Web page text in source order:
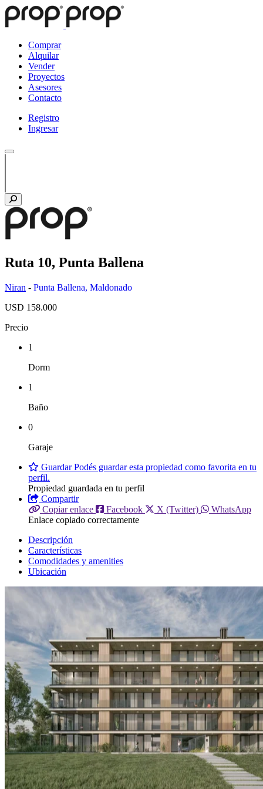
Comprar
Alquilar
Vender
Proyectos
Asesores
Contacto
Registro
Ingresar
Ruta 10, Punta Ballena
Niran - Punta Ballena, Maldonado
USD 158.000
Precio
1
Dorm
1
Baño
0
Garaje
GuardarPodés guardar esta propiedad como favorita en tu
perfil.
Propiedad guardada en tu perfil
Compartir
Copiar enlace
Facebook X (Twitter)
WhatsApp
Enlace copiado correctamente
Descripción
Características
Comodidades y amenities
Ubicación